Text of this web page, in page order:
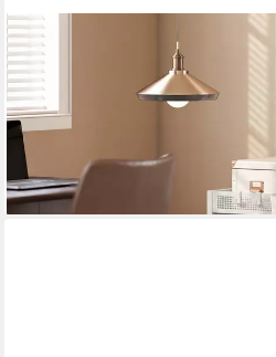
HOMCOM
Bücherregal Bücherwagen, mit 4
Aufbewahrungskorb, für Zuhause,
Bücherwagen mit verstellbaren
44,99 €
-61%
lieferbar - in 2-3 Werktagen bei dir